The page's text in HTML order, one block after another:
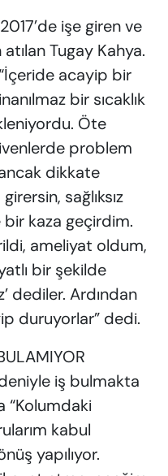
işe giren ve
Tugay Kahya.
“İçeride acayip bir
bir sıcaklık
Öte
problem
dikkate
sağlıksız
bir kaza geçirdim.
ameliyat oldum,
bir şekilde
dediler. Ardından
duruyorlar” dedi.
iş bulmakta
“Kolumdaki
kabul
yapılıyor.